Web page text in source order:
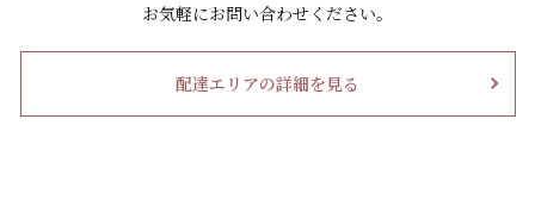
お気軽にお問い合わせください。
配達エリアの詳細を見る